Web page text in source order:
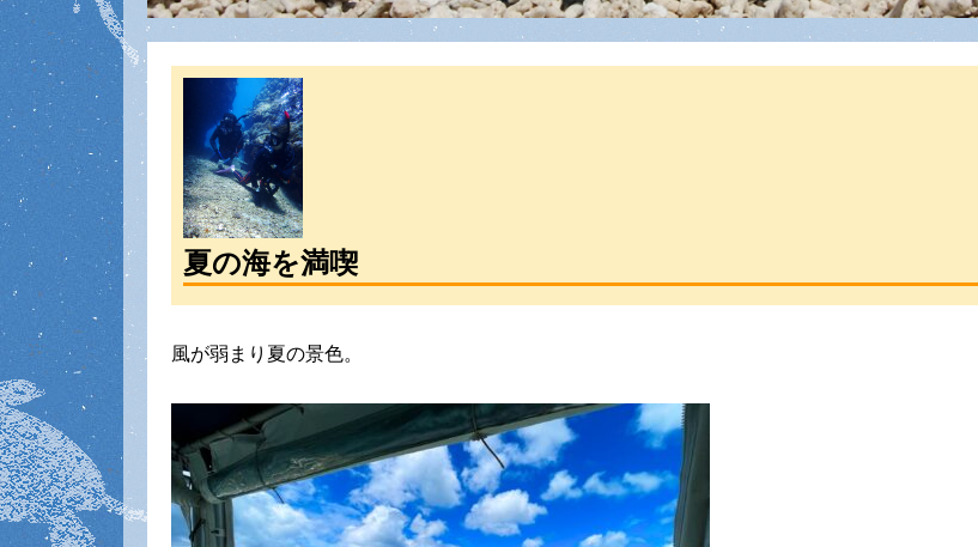
夏の海を満喫
風が弱まり夏の景色。